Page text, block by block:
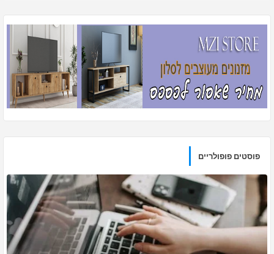
פוסטים פופולריים